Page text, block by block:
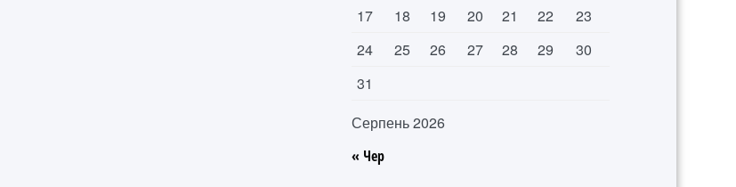
Серпень 2026
17
18 19 20 21 22
23
24
25 26 27 28 29
30
31
« Чер